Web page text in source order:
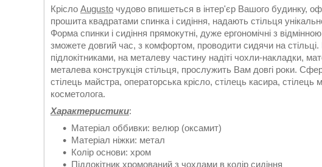
Крісло Augusto чудово впишеться в інтер'єр Вашого будинку,
прошита квадратами спинка і сидіння, надають стільця
Форма спинки і сидіння прямокутні, дуже ергономічні з
зможете довгий час, з комфортом, проводити сидячи на стільці.
підлокітниками, на металеву частину надіті чохли-накладки,
металева конструкція стільця, прослужить Вам довгі роки.
стілець майстра, операторська крісло, стілець касира,
косметолога.
Характеристики:
Матеріал оббивки: велюр (оксамит)
Матеріал ніжки: метал
Колір основи: хром
Підлокітник хромований з чохлами в колір сидіння